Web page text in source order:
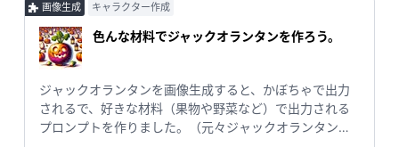
画像生成 キャラクター作成
色んな材料でジャックオランタンを作ろう。
ジャックオランタンを画像生成すると、かぼちゃで出力
されるで、好きな材料（果物や野菜など）で出力される
プロンプトを作りました。（元々ジャックオランタンは